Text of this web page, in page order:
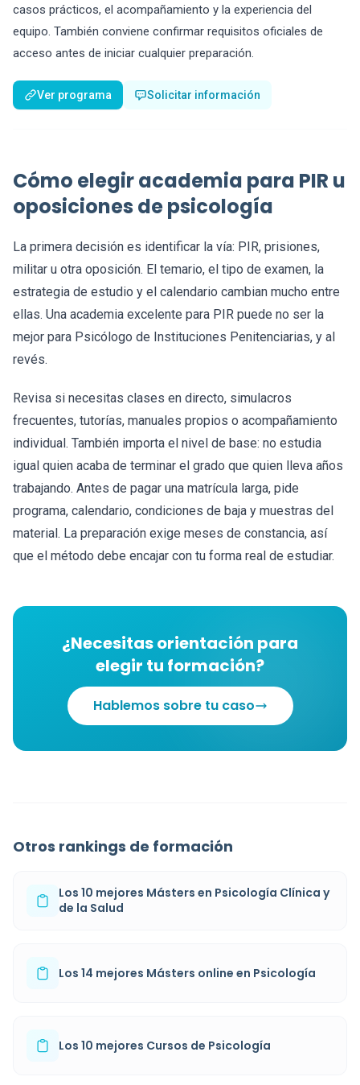
casos prácticos, el acompañamiento y la experiencia del
equipo. También conviene confirmar requisitos oficiales de
acceso antes de iniciar cualquier preparación.
Ver programa Solicitar información
Cómo elegir academia para PIR u
oposiciones de psicología
La primera decisión es identificar la vía: PIR, prisiones,
militar u otra oposición. El temario, el tipo de examen, la
estrategia de estudio y el calendario cambian mucho entre
ellas. Una academia excelente para PIR puede no ser la
mejor para Psicólogo de Instituciones Penitenciarias, y al
revés.
Revisa si necesitas clases en directo, simulacros
frecuentes, tutorías, manuales propios o acompañamiento
individual. También importa el nivel de base: no estudia
igual quien acaba de terminar el grado que quien lleva años
trabajando. Antes de pagar una matrícula larga, pide
programa, calendario, condiciones de baja y muestras del
material. La preparación exige meses de constancia, así
que el método debe encajar con tu forma real de estudiar.
¿Necesitas orientación para
elegir tu formación?
Hablemos sobre tu caso
Otros rankings de formación
Los 10 mejores Másters en Psicología Clínica y
de la Salud
Los 14 mejores Másters online en Psicología
Los 10 mejores Cursos de Psicología